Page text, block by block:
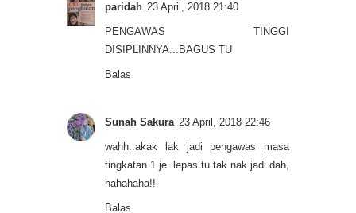
paridah 23 April, 2018 21:40
PENGAWAS TINGGI
DISIPLINNYA...BAGUS TU
Balas
Sunah Sakura 23 April, 2018 22:46
wahh..akak lak jadi pengawas masa
tingkatan 1 je..lepas tu tak nak jadi dah,
hahahaha!!
Balas